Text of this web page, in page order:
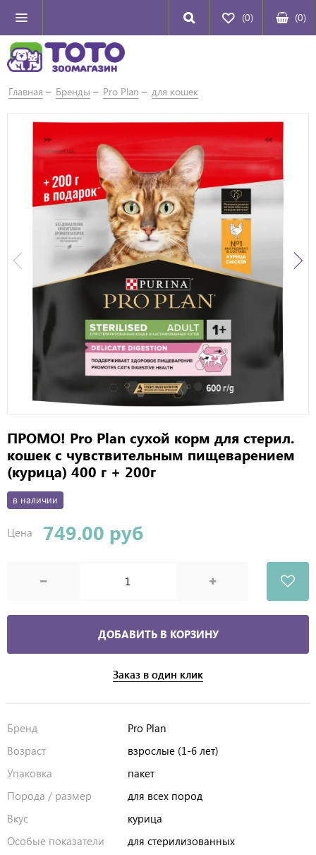
(0) (0)
Главная Бренды Pro Plan для кошек
ПРОМО! Pro Plan сухой корм для стерил.
кошек c чувствительным пищеварением
(курица) 400 г + 200г
в наличии
Цена 749.00 руб
ДОБАВИТЬ В КОРЗИНУ
Заказ в один клик
Бренд
Pro Plan
Возраст
взрослые (1-6 лет)
Упаковка
пакет
Порода / размер
для всех пород
Вкус
курица
Особые показатели
для стерилизованных